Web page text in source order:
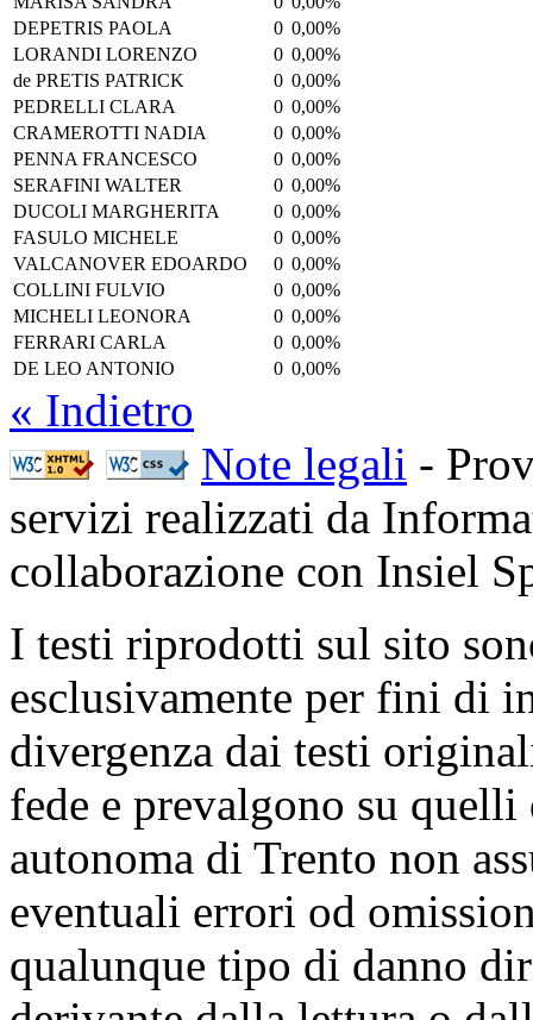
DEPETRIS PAOLA
0 0,00%
LORANDI LORENZO
0 0,00%
de PRETIS PATRICK
0 0,00%
PEDRELLI CLARA
0 0,00%
CRAMEROTTI NADIA
0 0,00%
PENNA FRANCESCO
0 0,00%
SERAFINI WALTER
0 0,00%
DUCOLI MARGHERITA
0 0,00%
FASULO MICHELE
0 0,00%
VALCANOVER EDOARDO
0 0,00%
COLLINI FULVIO
0 0,00%
MICHELI LEONORA
0 0,00%
FERRARI CARLA
0 0,00%
DE LEO ANTONIO
0 0,00%
« Indietro
Note legali -
servizi realizzati da
collaborazione con Insiel
I testi riprodotti sul sito
esclusivamente per fini di
divergenza dai testi
fede e prevalgono su
autonoma di Trento non
eventuali errori od
qualunque tipo di danno